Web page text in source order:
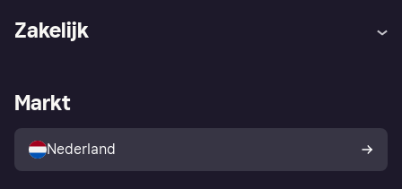
Winkeloverzicht
Kopersbescherming voor
consumenten
Zakelijk
Zakelijke login
Markt
Nederland